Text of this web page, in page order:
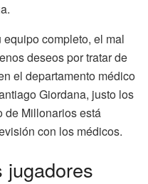
completo, el mal
deseos por tratar de
el departamento médico
Giordana, justo los
de Millonarios está
con los médicos.
jugadores